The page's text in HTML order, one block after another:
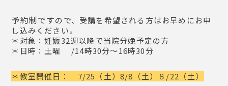
予約制ですので、受講を希望される方はお早めにお申
し込みください。
＊対象：妊娠32週以降で当院分娩予定の方
＊日時：土曜 /14時30分～16時30分
＊教室開催日： 7/25（土）8/8（土）８/22（土）